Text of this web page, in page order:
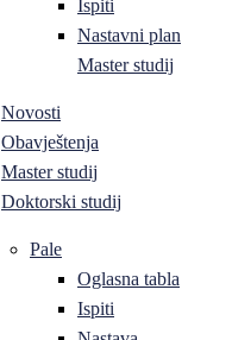
Ispiti
Nastavni plan
Master studij
Novosti
Obavještenja
Master studij
Doktorski studij
Pale
Oglasna tabla
Ispiti